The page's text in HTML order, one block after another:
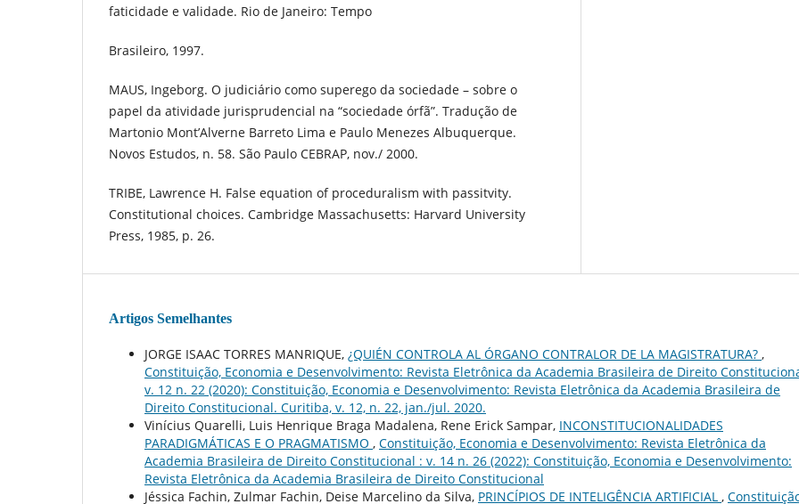
faticidade e validade. Rio de Janeiro: Tempo
Brasileiro, 1997.
MAUS, Ingeborg. O judiciário como superego da sociedade – sobre o
papel da atividade jurisprudencial na “sociedade órfã”. Tradução de
Martonio Mont’Alverne Barreto Lima e Paulo Menezes Albuquerque.
Novos Estudos, n. 58. São Paulo CEBRAP, nov./ 2000.
TRIBE, Lawrence H. False equation of proceduralism with passitvity.
Constitutional choices. Cambridge Massachusetts: Harvard University
Press, 1985, p. 26.
Artigos Semelhantes
JORGE ISAAC TORRES MANRIQUE, ¿QUIÉN CONTROLA AL ÓRGANO CONTRALOR DE LA MAGISTRATURA? ,
Constituição, Economia e Desenvolvimento: Revista Eletrônica da Academia Brasileira de Direito
v. 12 n. 22 (2020): Constituição, Economia e Desenvolvimento: Revista Eletrônica da Academia Brasileira de
Direito Constitucional. Curitiba, v. 12, n. 22, jan./jul. 2020.
Vinícius Quarelli, Luis Henrique Braga Madalena, Rene Erick Sampar, INCONSTITUCIONALIDADES
PARADIGMÁTICAS E O PRAGMATISMO , Constituição, Economia e Desenvolvimento: Revista Eletrônica da
Academia Brasileira de Direito Constitucional : v. 14 n. 26 (2022): Constituição, Economia e Desenvolvimento:
Revista Eletrônica da Academia Brasileira de Direito Constitucional
Jéssica Fachin, Zulmar Fachin, Deise Marcelino da Silva, PRINCÍPIOS DE INTELIGÊNCIA ARTIFICIAL ,